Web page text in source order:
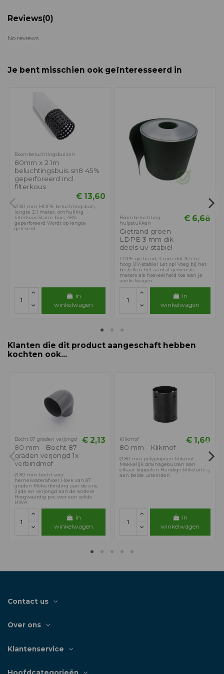
Reviews(0)
No reviews
Je bent misschien ook geïnteresseerd in
Boombeluchtingsbuizen
80mm x 2.1m
beluchtingsbuis sn8 45%
geperforeerd incl.
filterkous
€ 13,60
Ø 80 mm HDPE beluchtingsbuis,
lengte 2.1 meter, omhulling
filterkous Starre buis; 45%
geperforeerd Wordt op lengte
geleverd
In
winkelwagen
Boombeluchting
hulpstukken
Gietrand groen
LDPE 3 mm dik
deels uv-stabiel
€ 6,68
LDPE gietrand, 3 mm dik 30 cm
hoog UV-stabiel Let op! Voeg bij het
bestellen het aantal gewenste
meters als hoeveelheid toe aan je
winkelwagen.
In
winkelwagen
Klanten die dit product aangeschaft hebben
kochten ook...
Bocht 87 graden verjongd
80 mm - Bocht 87
graden verjongd 1x
verbindmof
€ 2,13
Ø 80 mm bocht voor
hemelwaterafvoer Hoek van 87
graden Mofverbinding aan de ene
zijde en verjongd aan de andere
Hoogwaardig pvc voor een solide
HWA
In
winkelwagen
Klikmof
80 mm - Klikmof
€ 1,60
Ø 80 mm polypropeen klikmof
Makkelijk drainagebuizen aan
elkaar koppelen Handige kliksluiting
aan beide uiteinden
In
winkelwagen
Contact us
Over ons
Klantenservice
Hoofdcategorieën